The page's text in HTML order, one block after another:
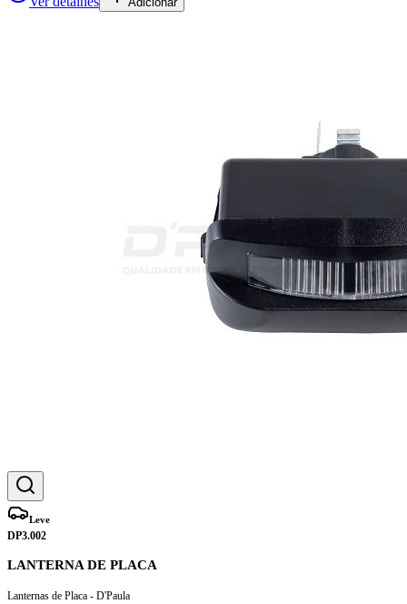
Leve
DP3.002
LANTERNA DE PLACA
Lanternas de Placa - D'Paula